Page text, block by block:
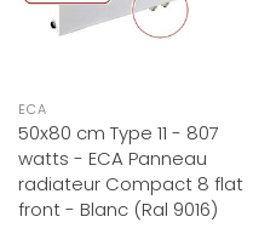
ECA
50x80 cm Type 11 - 807
watts - ECA Panneau
radiateur Compact 8 flat
front - Blanc (Ral 9016)